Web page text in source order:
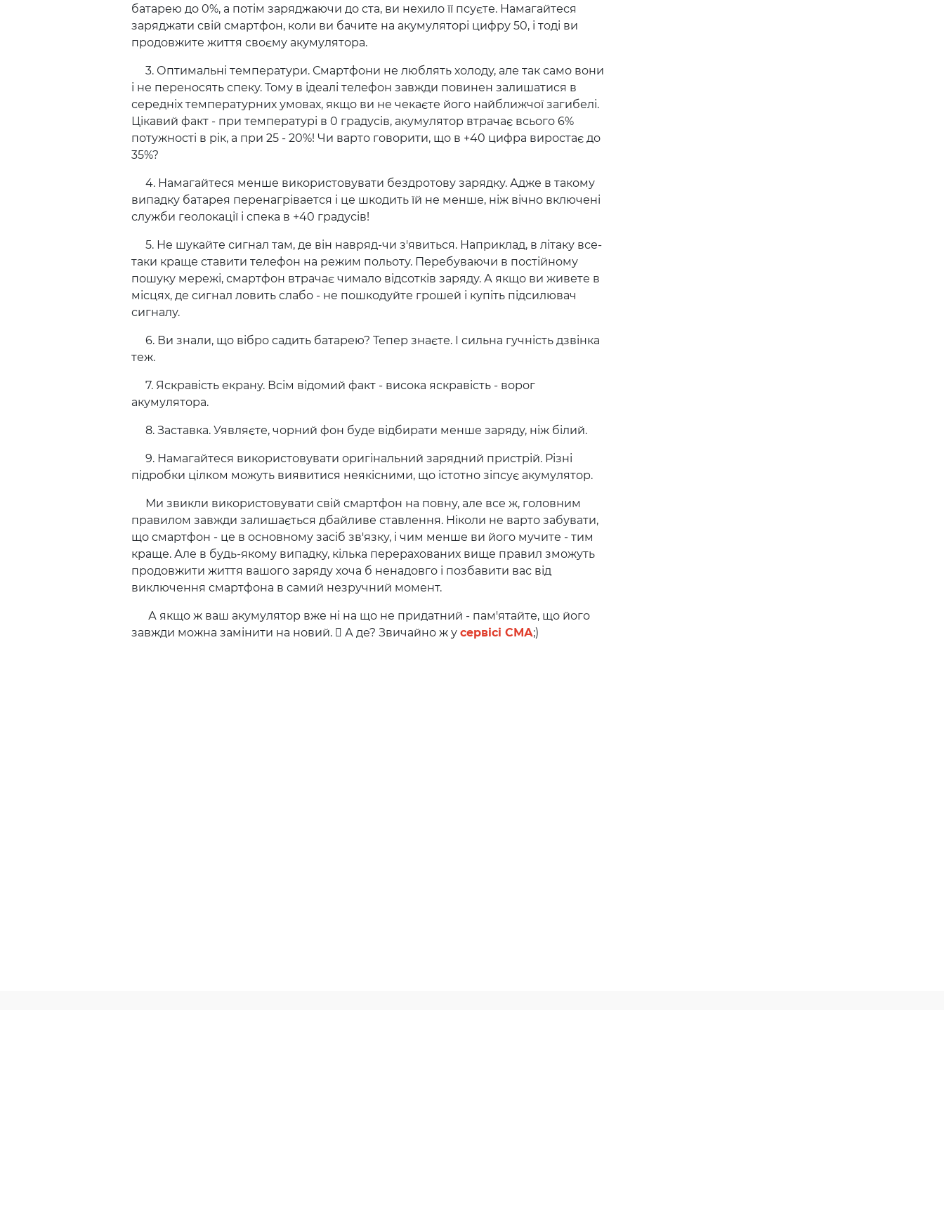
батарею до 0%, а потім заряджаючи до ста, ви нехило її псуєте. Намагайтеся
заряджати свій смартфон, коли ви бачите на акумуляторі цифру 50, і тоді ви
продовжите життя своєму акумулятора.
3. Оптимальні температури. Смартфони не люблять холоду, але так само вони
і не переносять спеку. Тому в ідеалі телефон завжди повинен залишатися в
середніх температурних умовах, якщо ви не чекаєте його найближчої загибелі.
Цікавий факт - при температурі в 0 градусів, акумулятор втрачає всього 6%
потужності в рік, а при 25 - 20%! Чи варто говорити, що в +40 цифра виростає до
35%?
4. Намагайтеся менше використовувати бездротову зарядку. Адже в такому
випадку батарея перенагрівается і це шкодить їй не менше, ніж вічно включені
служби геолокації і спека в +40 градусів!
5. Не шукайте сигнал там, де він навряд-чи з'явиться. Наприклад, в літаку все-
таки краще ставити телефон на режим польоту. Перебуваючи в постійному
пошуку мережі, смартфон втрачає чимало відсотків заряду. А якщо ви живете в
місцях, де сигнал ловить слабо - не пошкодуйте грошей і купіть підсилювач
сигналу.
6. Ви знали, що вібро садить батарею? Тепер знаєте. І сильна гучність дзвінка
теж.
7. Яскравість екрану. Всім відомий факт - висока яскравість - ворог
акумулятора.
8. Заставка. Уявляєте, чорний фон буде відбирати менше заряду, ніж білий.
9. Намагайтеся використовувати оригінальний зарядний пристрій. Різні
підробки цілком можуть виявитися неякісними, що істотно зіпсує акумулятор.
Ми звикли використовувати свій смартфон на повну, але все ж, головним
правилом завжди залишається дбайливе ставлення. Ніколи не варто забувати,
що смартфон - це в основному засіб зв'язку, і чим менше ви його мучите - тим
краще. Але в будь-якому випадку, кілька перерахованих вище правил зможуть
продовжити життя вашого заряду хоча б ненадовго і позбавити вас від
виключення смартфона в самий незручний момент.
А якщо ж ваш акумулятор вже ні на що не придатний - пам'ятайте, що його
завжди можна замінити на новий.  А де? Звичайно ж у сервісі СМА;)